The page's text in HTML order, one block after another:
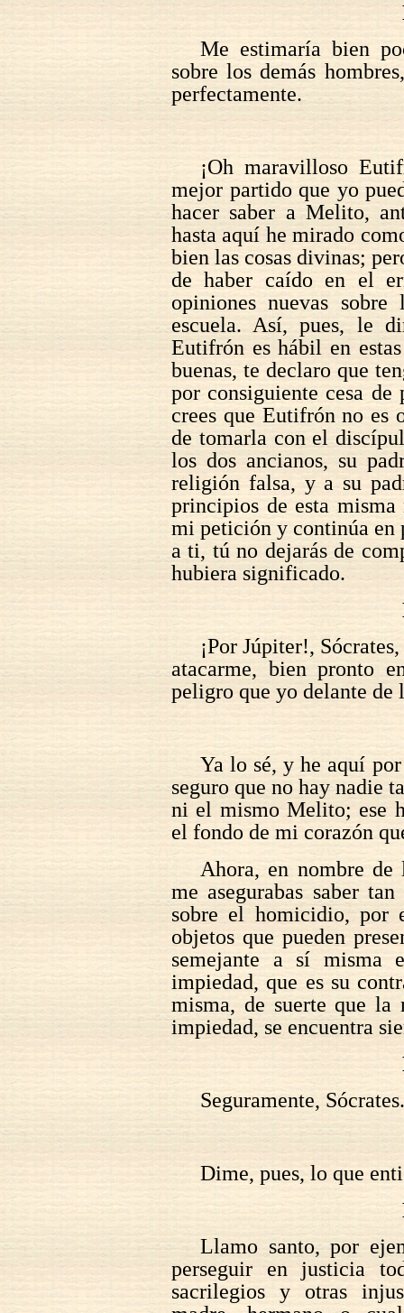
Me estimaría bien
sobre los demás
perfectamente.
¡Oh maravilloso
mejor partido que yo
hacer saber a Melito,
hasta aquí he mirado
bien las cosas divinas;
de haber caído en el
opiniones nuevas
escuela. Así, pues, le
Eutifrón es hábil en
buenas, te declaro que
por consiguiente cesa
crees que Eutifrón no es
de tomarla con el
los dos ancianos, su
religión falsa, y a su
principios de esta
mi petición y continúa en
a ti, tú no dejarás de
hubiera significado.
¡Por Júpiter!,
atacarme, bien pronto
peligro que yo delante de
Ya lo sé, y he aquí
seguro que no hay nadie
ni el mismo Melito; ese
el fondo de mi corazón
Ahora, en nombre de
me asegurabas saber
sobre el homicidio, por
objetos que pueden
semejante a sí misma
impiedad, que es su
misma, de suerte que la
impiedad, se encuentra
Seguramente, Sócrates.
Dime, pues, lo que
Llamo santo, por
perseguir en justicia
sacrilegios y otras